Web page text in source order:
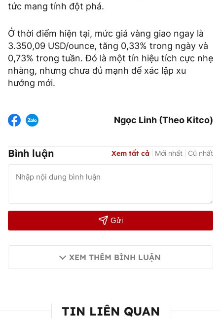
tức mang tính đột phá.
Ở thời điểm hiện tại, mức giá vàng giao ngay là
3.350,09 USD/ounce, tăng 0,33% trong ngày và
0,73% trong tuần. Đó là một tín hiệu tích cực nhẹ
nhàng, nhưng chưa đủ mạnh để xác lập xu
hướng mới.
Ngọc Linh (Theo Kitco)
Bình luận Xem tất cả Mới nhất Cũ nhất
Gửi
XEM THÊM BÌNH LUẬN
TIN LIÊN QUAN